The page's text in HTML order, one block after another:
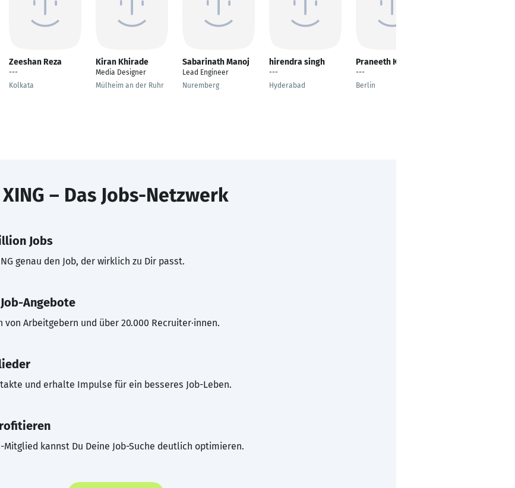
Zeeshan Reza
---
Kolkata
Kiran Khirade
Media Designer
Mülheim an der Ruhr
Sabarinath Manoj
Lead Engineer
Nuremberg
hirendra singh
---
Hyderabad
Praneeth Koduru
---
Berlin
XING – Das Jobs-Netzwerk
Jobs
genau den Job, der wirklich zu Dir passt.
Angebote
von Arbeitgebern und über 20.000 Recruiter·innen.
und erhalte Impulse für ein besseres Job-Leben.
Mitglied kannst Du Deine Job-Suche deutlich optimieren.